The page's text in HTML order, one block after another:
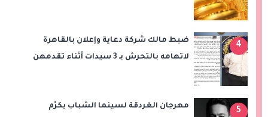
4
ضبط مالك شركة دعاية وإعلان بالقاهرة
لاتهامه بالتحرش بـ 3 سيدات أثناء تقدمهن
5
مهرجان الغردقة لسينما الشباب يكرّم